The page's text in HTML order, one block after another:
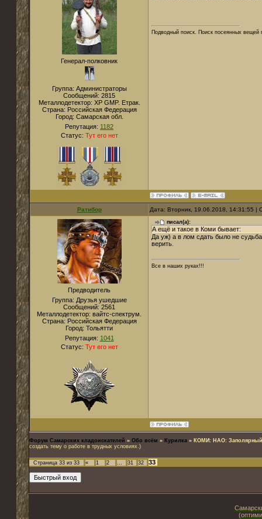
Генерал-полковник
Группа: Администраторы
Сообщений: 2815
Металлодетектор: XP GMP. Етрак.
Страна: Российская Федерация
Город: Самарская обл.
Репутация: 1182
Статус: Тут его нет
Подводный поиск. Поиск посеянных вещей
Ратибор Дата: Вторник, 19.06.2018, 14:31:55
Предводитель
Группа: Друзья ушедшие
Сообщений: 2561
Металлодетектор: вайтс-спектрум.
Страна: Российская Федерация
Город: Тольятти
Репутация: 1041
Статус: Тут его нет
писал(а):
А ещё и такое в Коми бывает:
Да уж) а в лом сдать было не
верить.
Все в наших руках!!!
Форум Самарских кладоискателей » Обо всём » Курилка » КОМИ: НАО:
создать тему о работе в трудных условиях.)
Страница 33 из 33 « 1 2 … 31 32 33